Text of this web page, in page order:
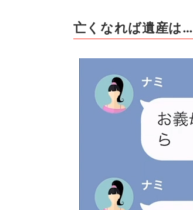
亡くなれば遺産は…